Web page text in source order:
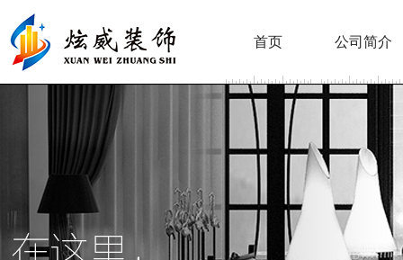
首页 公司简介